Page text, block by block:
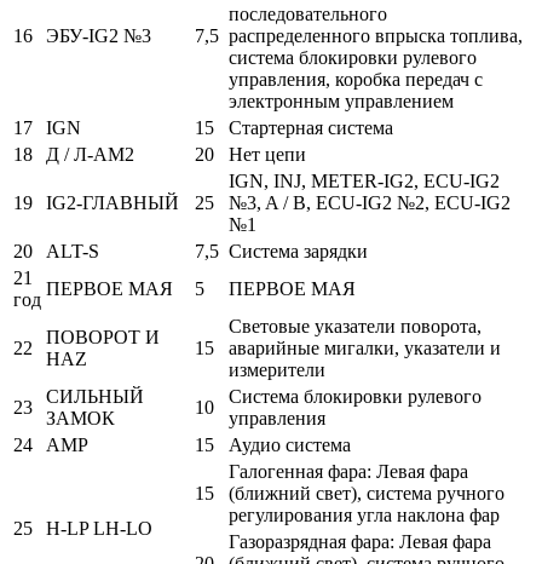
16 ЭБУ-IG2 №3 7,5
последовательного
распределенного впрыска топлива,
система блокировки рулевого
управления, коробка передач с
электронным управлением
17
IGN 15
Стартерная система
18
Д / Л-АМ2 20 Нет цепи
19 IG2-ГЛАВНЫЙ 25
IGN, INJ, METER-IG2, ECU-IG2
№3, A / B, ECU-IG2 №2, ECU-IG2
№1
20
ALT-S 7,5 Система зарядки
21
год
ПЕРВОЕ МАЯ 5 ПЕРВОЕ МАЯ
22
ПОВОРОТ И
HAZ
15
Световые указатели поворота,
аварийные мигалки, указатели и
измерители
23
СИЛЬНЫЙ
ЗАМОК
10
Система блокировки рулевого
управления
24
AMP 15 Аудио система
25 H-LP LH-LO
15
Галогенная фара: Левая фара
(ближний свет), система ручного
регулирования угла наклона фар
Газоразрядная фара: Левая фара